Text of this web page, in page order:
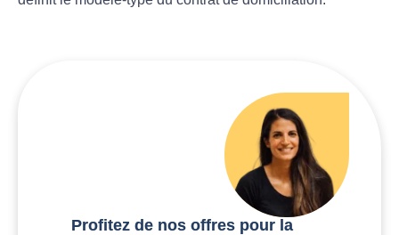
Profitez de nos offres pour la